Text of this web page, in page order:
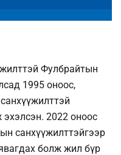
Фулбрайтын
1995 оноос,
2022 оноос
санхүүжилттэйгээр
болж жил бүр